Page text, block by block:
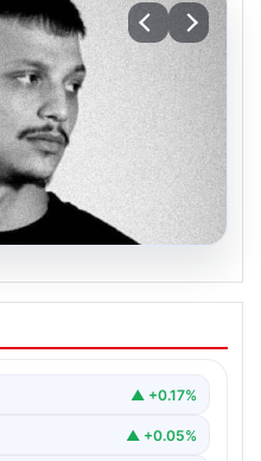
rapçi Yuşa
kontrol ile
▲ +0.17%
▲ +0.05%